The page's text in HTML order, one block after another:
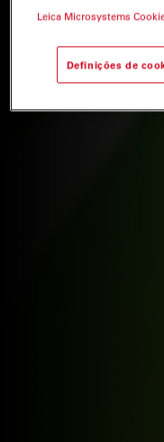
Leica Microsystems
Definições de